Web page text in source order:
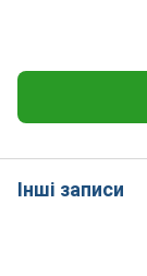
Інші записи